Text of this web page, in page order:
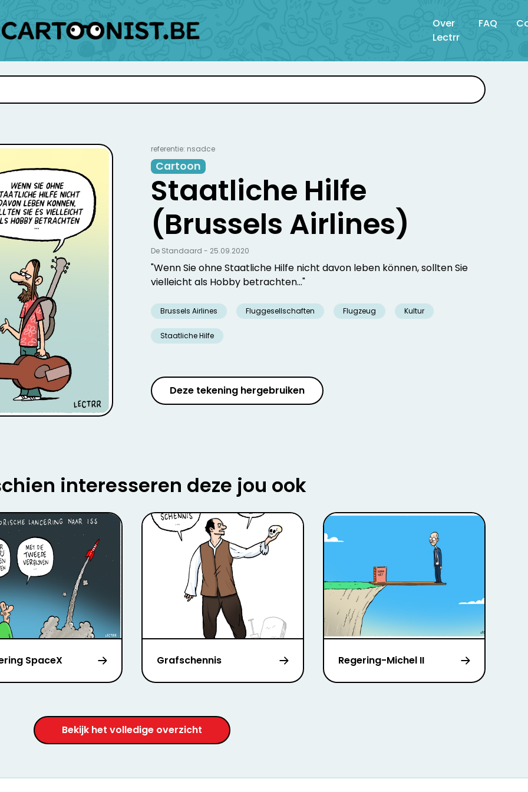
Over
Lectrr
FAQ
referentie: nsadce
Cartoon
Staatliche Hilfe
(Brussels Airlines)
"Wenn Sie ohne Staatliche Hilfe nicht davon leben können, sollten Sie
vielleicht als Hobby betrachten..."
Brussels Airlines Fluggesellschaften Flugzeug Kultur
Staatliche Hilfe
De Standaard - 25.09.2020
Deze tekening hergebruiken
interesseren deze jou ook
SpaceX Grafschennis Regering-Michel II
Bekijk het volledige overzicht